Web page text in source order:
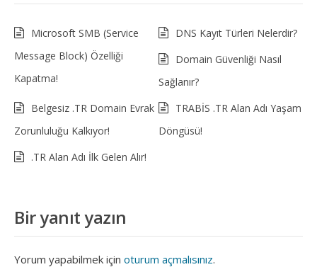
Microsoft SMB (Service
Message Block) Özelliği
Kapatma!
DNS Kayıt Türleri Nelerdir?
Domain Güvenliği Nasıl
Sağlanır?
Belgesiz .TR Domain Evrak
Zorunluluğu Kalkıyor!
TRABİS .TR Alan Adı Yaşam
Döngüsü!
.TR Alan Adı İlk Gelen Alır!
Bir yanıt yazın
Yorum yapabilmek için oturum açmalısınız.